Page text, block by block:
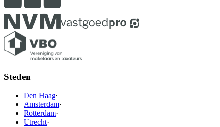
Steden
Den Haag·
Amsterdam·
Rotterdam·
Utrecht·